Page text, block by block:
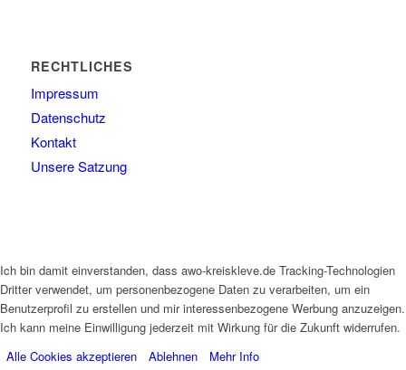
RECHTLICHES
Impressum
Datenschutz
Kontakt
Unsere Satzung
Ich bin damit einverstanden, dass awo-kreiskleve.de Tracking-Technologien
Dritter verwendet, um personenbezogene Daten zu verarbeiten, um ein
Benutzerprofil zu erstellen und mir interessenbezogene Werbung anzuzeigen.
Ich kann meine Einwilligung jederzeit mit Wirkung für die Zukunft widerrufen.
Alle Cookies akzeptieren
Ablehnen Mehr Info